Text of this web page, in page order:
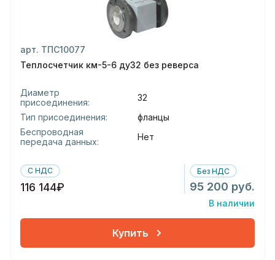
арт. ТПС10077
Теплосчетчик км-5-6 ду32 без реверса
Диаметр
присоединения:
32
Тип присоединения:
фланцы
Беспроводная
передача данных:
Нет
С НДС
116 144₽
Без НДС
95 200 руб.
В наличии
Купить